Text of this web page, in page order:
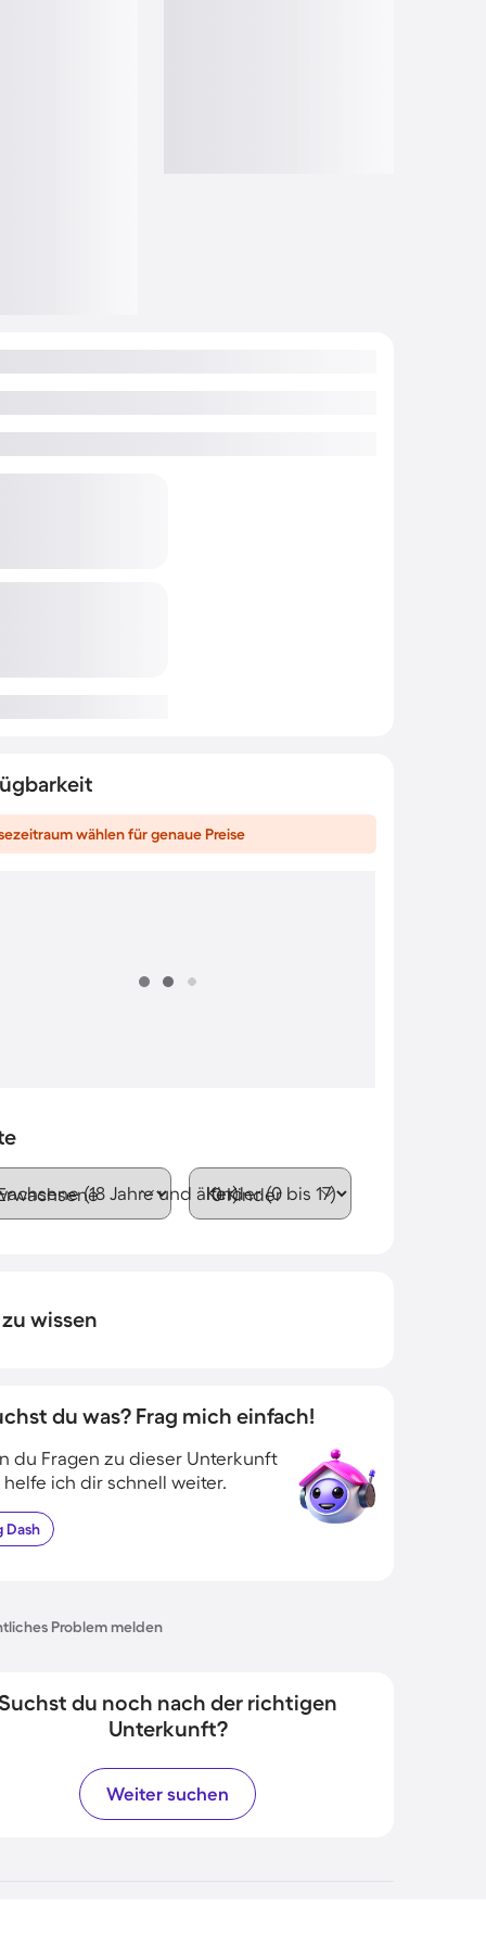
wählen für genaue Preise
(18 Jahre und älter)Kinder (0 bis 17)
wissen
du was? Frag mich einfach!
du Fragen zu dieser Unterkunft
helfe ich dir schnell weiter.
Dash
Problem melden
du noch nach der richtigen
Unterkunft?
Weiter suchen